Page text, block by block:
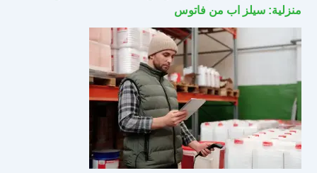
منزلية: سيلز اب من فاتوس